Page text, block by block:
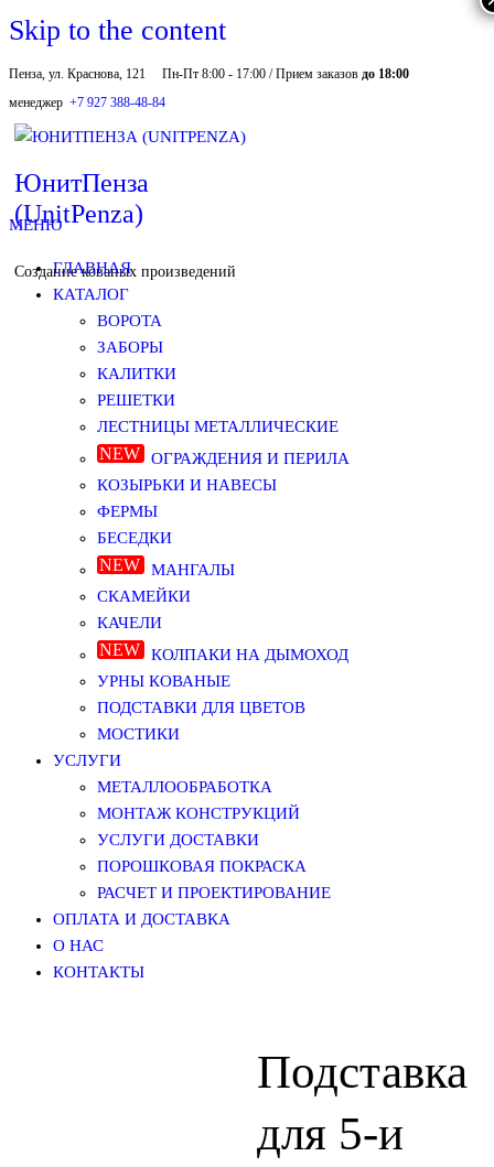
Skip to the content
Пенза, ул. Краснова, 121 Пн-Пт 8:00 - 17:00 / Прием заказов до 18:00
менеджер +7 927 388-48-84
ЮнитПенза
(UnitPenza)
Создание кованых произведений
МЕНЮ
ГЛАВНАЯ
КАТАЛОГ
ВОРОТА
ЗАБОРЫ
КАЛИТКИ
РЕШЕТКИ
ЛЕСТНИЦЫ МЕТАЛЛИЧЕСКИЕ
ОГРАЖДЕНИЯ И ПЕРИЛА
КОЗЫРЬКИ И НАВЕСЫ
ФЕРМЫ
БЕСЕДКИ
МАНГАЛЫ
СКАМЕЙКИ
КАЧЕЛИ
КОЛПАКИ НА ДЫМОХОД
УРНЫ КОВАНЫЕ
ПОДСТАВКИ ДЛЯ ЦВЕТОВ
МОСТИКИ
УСЛУГИ
МЕТАЛЛООБРАБОТКА
МОНТАЖ КОНСТРУКЦИЙ
УСЛУГИ ДОСТАВКИ
ПОРОШКОВАЯ ПОКРАСКА
РАСЧЕТ И ПРОЕКТИРОВАНИЕ
ОПЛАТА И ДОСТАВКА
О НАС
КОНТАКТЫ
Подставка
для 5-и